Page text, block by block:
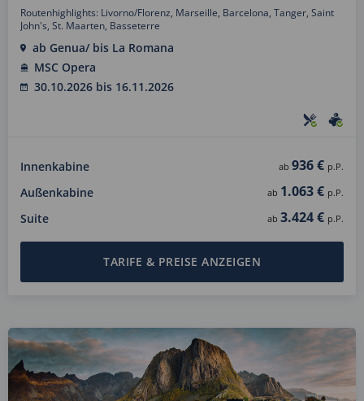
Routenhighlights: Livorno/Florenz, Marseille, Barcelona, Tanger, Saint
John's, St. Maarten, Basseterre
ab Genua/ bis La Romana
MSC Opera
30.10.2026 bis 16.11.2026
Innenkabine ab 936 € p.P.
Außenkabine ab 1.063 € p.P.
Suite ab 3.424 € p.P.
TARIFE & PREISE ANZEIGEN